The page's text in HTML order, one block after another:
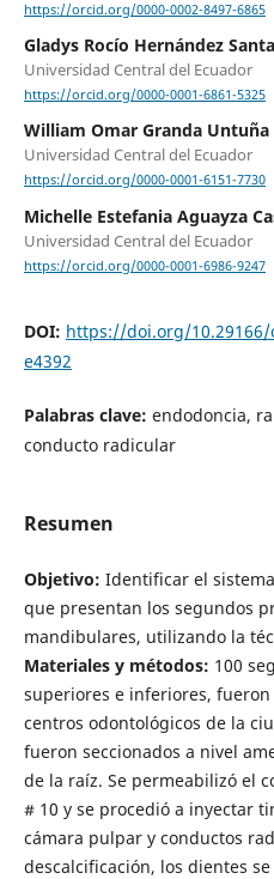
https://orcid.org/0000-0002-8497-6865
Gladys Rocío Hernández
Universidad Central del Ecuador
https://orcid.org/0000-0001-6861-5325
William Omar Granda Untuña
Universidad Central del Ecuador
https://orcid.org/0000-0001-6151-7730
Michelle Estefania Aguayza
Universidad Central del Ecuador
https://orcid.org/0000-0001-6986-9247
DOI: https://doi.org/10.29166/
e4392
Palabras clave: endodoncia,
conducto radicular
Resumen
Objetivo: Identificar el
que presentan los segundos
mandibulares, utilizando la
Materiales y métodos: 100
superiores e inferiores,
centros odontológicos de la
fueron seccionados a nivel
de la raíz. Se permeabilizó el
# 10 y se procedió a inyectar
cámara pulpar y conductos
descalcificación, los dientes